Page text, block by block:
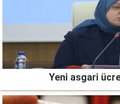
Yeni asgari